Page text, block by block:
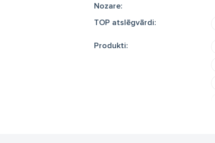
Nozare:
TOP atslēgvārdi:
Produkti: